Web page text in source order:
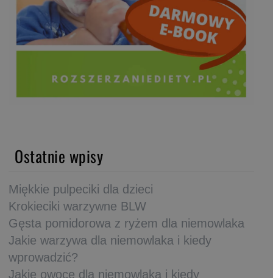
Ostatnie wpisy
Miękkie pulpeciki dla dzieci
Krokieciki warzywne BLW
Gęsta pomidorowa z ryżem dla niemowlaka
Jakie warzywa dla niemowlaka i kiedy
wprowadzić?
Jakie owoce dla niemowlaka i kiedy